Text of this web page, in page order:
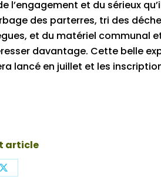
et du sérieux
des parterres, tri des
et du matériel communal
davantage. Cette belle
lancé en juillet et les
article
Share